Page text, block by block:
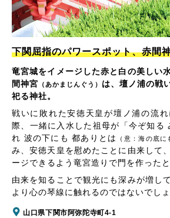
下関屈指のパワースポット、赤間
竜宮城をイメージした赤と白の美しい
間神宮 （あかまじんぐう） は、壇ノ浦の戦
祀る神社。
戦いに敗れた安徳天皇が壇ノ浦の流
際、一緒に入水した祖母が「今ぞ知る
れ 波の下にも 都ありとは
（意：海の底に
み、安徳天皇を慰めたことに由来して
ージできるよう竜宮造りで門を作った
由来を知ることで観光にも深みが増し
より心の琴線に触れるのではないでしょ
山口県下関市阿弥陀寺町4-1